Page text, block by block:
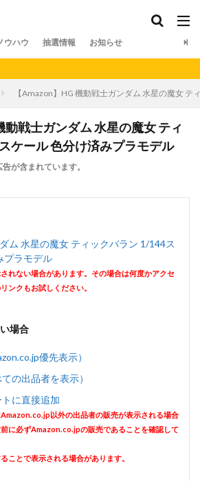
ウハウ 抽選情報 お知らせ
【Amazon】HG 機動戦士ガンダム 水星の魔女
動戦士ガンダム 水星の魔女 ティ
ケール 色分け済みプラモデル
が含まれています。
ム 水星の魔女 ティックバラン 1/144ス
プラモデル
れない場合があります。その場合は何度かアクセ
ンクもお試しください。
場合
優先表示）
の出品者を表示）
に直接追加
以外の出品者の販売が表示される場合
に必ずAmazon.co.jpの販売であることを確認して
ことで表示される場合があります。